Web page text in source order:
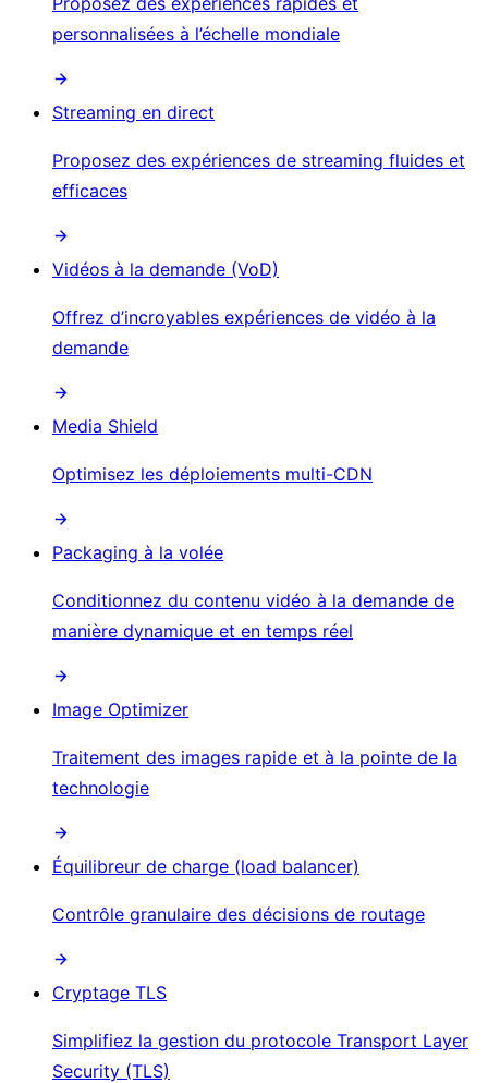
personnalisées à l’échelle mondiale
Streaming en direct
Proposez des expériences de streaming fluides et
efficaces
Vidéos à la demande (VoD)
Offrez d’incroyables expériences de vidéo à la
demande
Media Shield
Optimisez les déploiements multi-CDN
Packaging à la volée
Conditionnez du contenu vidéo à la demande de
manière dynamique et en temps réel
Image Optimizer
Traitement des images rapide et à la pointe de la
technologie
Équilibreur de charge (load balancer)
Contrôle granulaire des décisions de routage
Cryptage TLS
Simplifiez la gestion du protocole Transport Layer
Security (TLS)